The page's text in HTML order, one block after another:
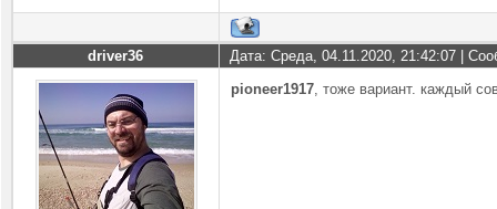
driver36 Дата: Среда, 04.11.2020, 21:42:07 |
pioneer1917, тоже вариант. каждый